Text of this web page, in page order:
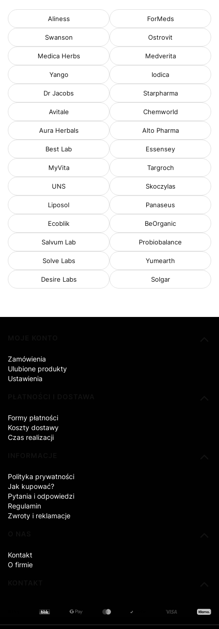
Aliness ForMeds
Swanson Ostrovit
Medica Herbs Medverita
Yango Iodica
Dr Jacobs Starpharma
Avitale Chemworld
Aura Herbals Alto Pharma
Best Lab Essensey
MyVita Targroch
UNS Skoczylas
Liposol Panaseus
Ecoblik BeOrganic
Salvum Lab Probiobalance
Solve Labs Yumearth
Desire Labs Solgar
Zamówienia
Ulubione produkty
Ustawienia
Formy płatności
Koszty dostawy
Czas realizacji
Polityka prywatności
Jak kupować?
Pytania i odpowiedzi
Regulamin
Zwroty i reklamacje
Kontakt
O firmie